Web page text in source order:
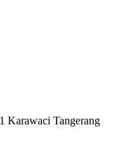
Karawaci Tangerang